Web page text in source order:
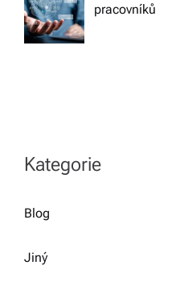
pracovníků
Kategorie
Blog
Jiný